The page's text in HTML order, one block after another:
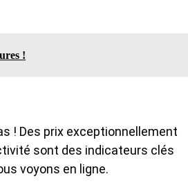
!
! Des prix exceptionnellement
sont des indicateurs clés
voyons en ligne.